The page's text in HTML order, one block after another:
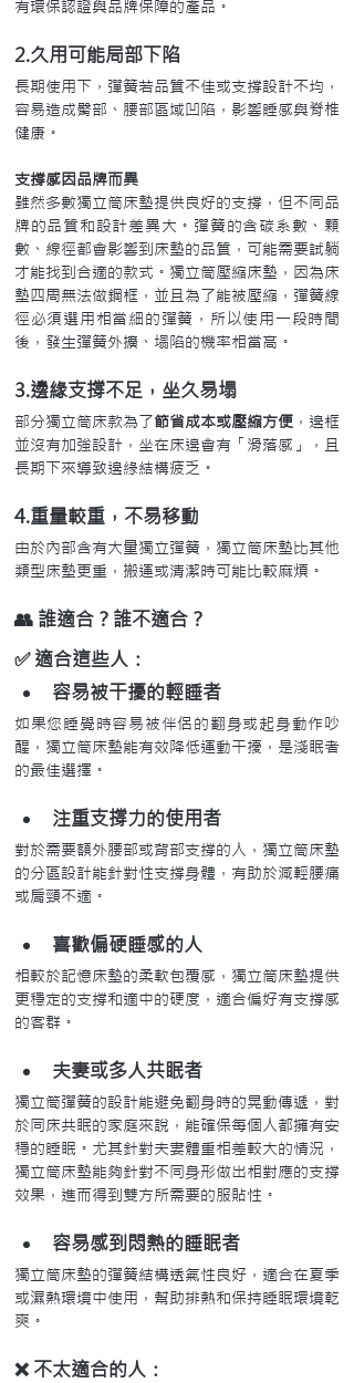
有環保認證與品牌保障的產品。
2.久用可能局部下陷
長期使用下，彈簧若品質不佳或支撐設計不均，
容易造成臀部、腰部區域凹陷，影響睡感與脊椎
健康。
支撐感因品牌而異
雖然多數獨立筒床墊提供良好的支撐，但不同品
牌的品質和設計差異大。彈簧的含碳系數、顆
數、線徑都會影響到床墊的品質，可能需要試躺
才能找到合適的款式。獨立筒壓縮床墊，因為床
墊四周無法做鋼框，並且為了能被壓縮，彈簧線
徑必須選用相當細的彈簧，所以使用一段時間
後，發生彈簧外擴、塌陷的機率相當高。
3.邊緣支撐不足，坐久易塌
部分獨立筒床款為了節省成本或壓縮方便 ，邊框
並沒有加強設計，坐在床邊會有「滑落感」，且
長期下來導致邊緣結構疲乏。
4.重量較重，不易移動
由於內部含有大量獨立彈簧，獨立筒床墊比其他
類型床墊更重，搬運或清潔時可能比較麻煩。
👥 誰適合？誰不適合？
✅ 適合這些人：
容易被干擾的輕睡者
如果您睡覺時容易被伴侶的翻身或起身動作吵
醒，獨立筒床墊能有效降低運動干擾，是淺眠者
的最佳選擇。
注重支撐力的使用者
對於需要額外腰部或背部支撐的人，獨立筒床墊
的分區設計能針對性支撐身體，有助於減輕腰痛
或肩頸不適。
喜歡偏硬睡感的人
相較於記憶床墊的柔軟包覆感，獨立筒床墊提供
更穩定的支撐和適中的硬度，適合偏好有支撐感
的客群。
夫妻或多人共眠者
獨立筒彈簧的設計能避免翻身時的晃動傳遞，對
於同床共眠的家庭來說，能確保每個人都擁有安
穩的睡眠。尤其針對夫妻體重相差較大的情況，
獨立筒床墊能夠針對不同身形做出相對應的支撐
效果，進而得到雙方所需要的服貼性。
容易感到悶熱的睡眠者
獨立筒床墊的彈簧結構透氣性良好，適合在夏季
或濕熱環境中使用，幫助排熱和保持睡眠環境乾
爽。
❌ 不太適合的人：